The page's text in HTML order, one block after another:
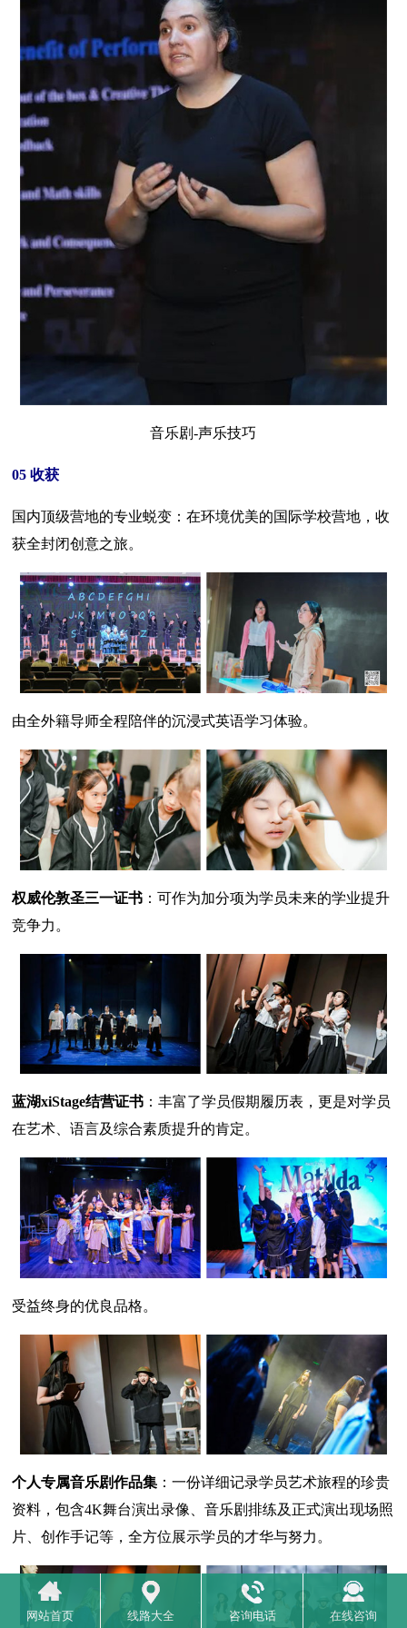
音乐剧-声乐技巧
05 收获
国内顶级营地的专业蜕变：在环境优美的国际学校营地，收
获全封闭创意之旅。
由全外籍导师全程陪伴的沉浸式英语学习体验。
权威伦敦圣三一证书 ：可作为加分项为学员未来的学业提升
竞争力。
蓝湖xiStage结营证书 ：丰富了学员假期履历表，更是对学员
在艺术、语言及综合素质提升的肯定。
受益终身的优良品格。
个人专属音乐剧作品集 ：一份详细记录学员艺术旅程的珍贵
资料，包含4K舞台演出录像、音乐剧排练及正式演出现场照
片、创作手记等，全方位展示学员的才华与努力。
网站首页 线路大全 咨询电话 在线咨询